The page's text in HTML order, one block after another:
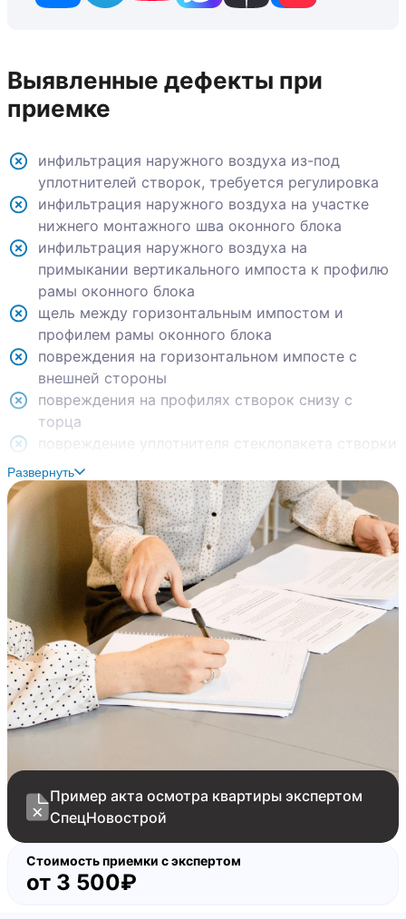
Выявленные дефекты при
приемке
инфильтрация наружного воздуха из-под
уплотнителей створок, требуется регулировка
инфильтрация наружного воздуха на участке
нижнего монтажного шва оконного блока
инфильтрация наружного воздуха на
примыкании вертикального импоста к профилю
рамы оконного блока
щель между горизонтальным импостом и
профилем рамы оконного блока
повреждения на горизонтальном импосте с
внешней стороны
повреждения на профилях створок снизу с
торца
повреждение уплотнителя стеклопакета створки
трещина в штукатурке откоса оконного блока
сколы на профилях створок с внешней стороны
грубые царапины на стеклопакетах
скол на стеклопакетах
окалины на стеклопакетах
царапины на ручке полотна входной двери
царапины на ЛКП полотна входной двери
скол и следы коррозии на ЛКП полотна входной
двери
сколы на ЛКП коробки входной двери
отклонение коробки входной двери от
вертикали на 10 мм
отклонение стены вент. шахты от вертикали на
Развернуть
Пример акта осмотра квартиры экспертом
СпецНовострой
Стоимость приемки с экспертом
от 3 500₽